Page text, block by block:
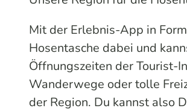
Mit der Erlebnis-App in
Hosentasche dabei und
Öffnungszeiten der Tourist-
Wanderwege oder tolle
der Region. Du kannst also